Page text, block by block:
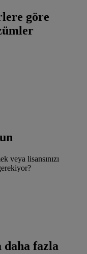
göre
veya lisansınızı
daha fazla